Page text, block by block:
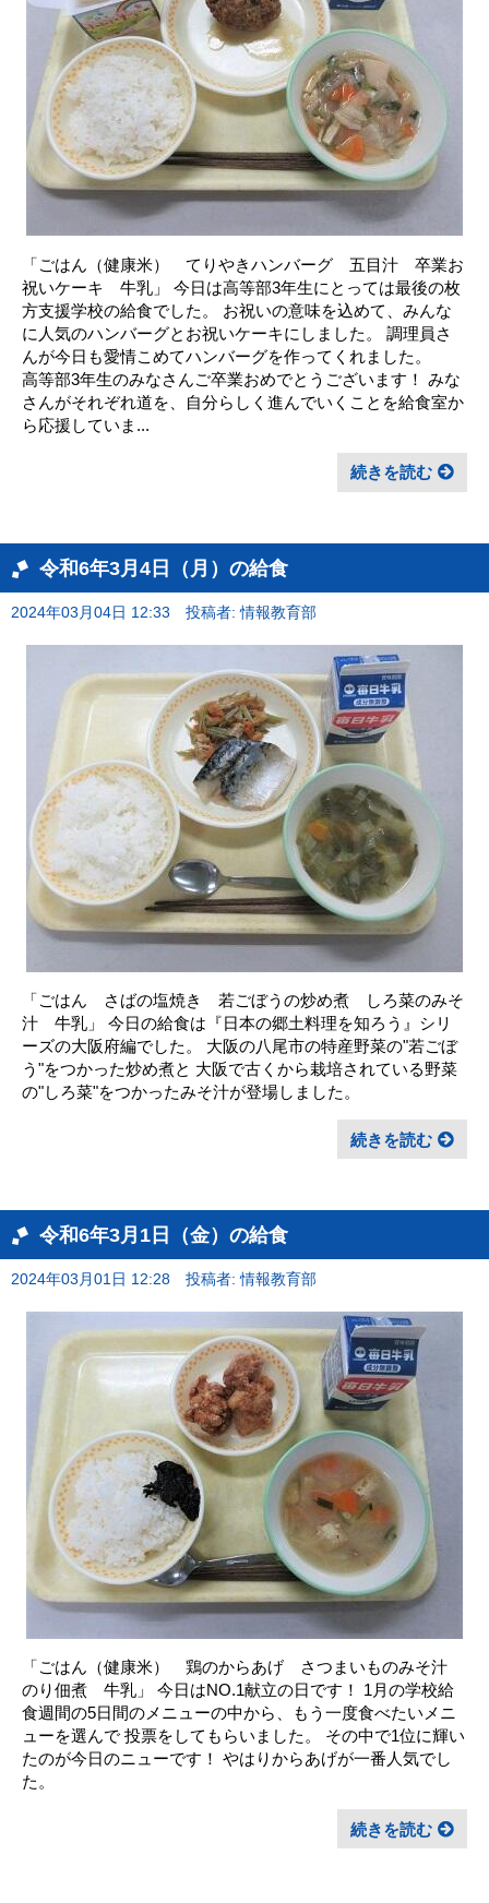
「ごはん（健康米） てりやきハンバーグ 五目汁 卒業お
祝いケーキ 牛乳」 今日は高等部3年生にとっては最後の枚
方支援学校の給食でした。 お祝いの意味を込めて、みんな
に人気のハンバーグとお祝いケーキにしました。 調理員さ
んが今日も愛情こめてハンバーグを作ってくれました。
高等部3年生のみなさんご卒業おめでとうございます！ みな
さんがそれぞれ道を、自分らしく進んでいくことを給食室か
ら応援していま...
続きを読む
令和6年3月4日（月）の給食
2024年03月04日 12:33 投稿者: 情報教育部
「ごはん さばの塩焼き 若ごぼうの炒め煮 しろ菜のみそ
汁 牛乳」 今日の給食は『日本の郷土料理を知ろう』シリ
ーズの大阪府編でした。 大阪の八尾市の特産野菜の"若ごぼ
う"をつかった炒め煮と 大阪で古くから栽培されている野菜
の"しろ菜"をつかったみそ汁が登場しました。
続きを読む
令和6年3月1日（金）の給食
2024年03月01日 12:28 投稿者: 情報教育部
「ごはん（健康米） 鶏のからあげ さつまいものみそ汁
のり佃煮 牛乳」 今日はNO.1献立の日です！ 1月の学校給
食週間の5日間のメニューの中から、もう一度食べたいメニ
ューを選んで 投票をしてもらいました。 その中で1位に輝い
たのが今日のニューです！ やはりからあげが一番人気でし
た。
続きを読む